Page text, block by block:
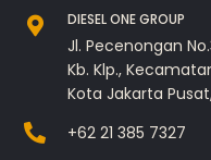
DIESEL ONE GROUP
Jl. Pecenongan
Kb. Klp.,
Kota Jakarta
+62 21 385 7327